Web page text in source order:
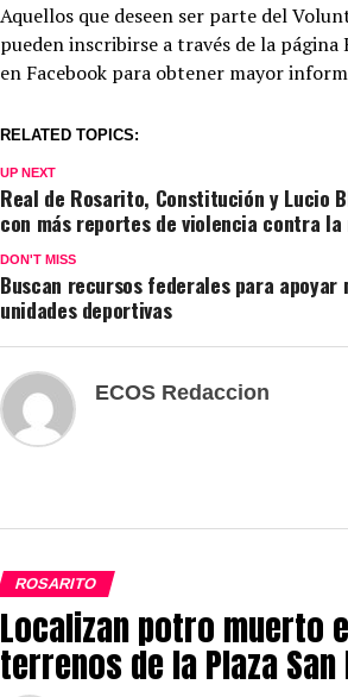
Aquellos que deseen ser parte del
pueden inscribirse a través de la
en Facebook para obtener mayor
RELATED TOPICS:
UP NEXT
Real de Rosarito, Constitución y Lucio
con más reportes de violencia contra la
DON'T MISS
Buscan recursos federales para apoyar
unidades deportivas
ECOS Redaccion
ROSARITO
Localizan potro muerto
terrenos de la Plaza San